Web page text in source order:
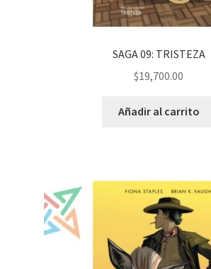
SAGA 09: TRISTEZA
$19,700.00
Añadir al carrito